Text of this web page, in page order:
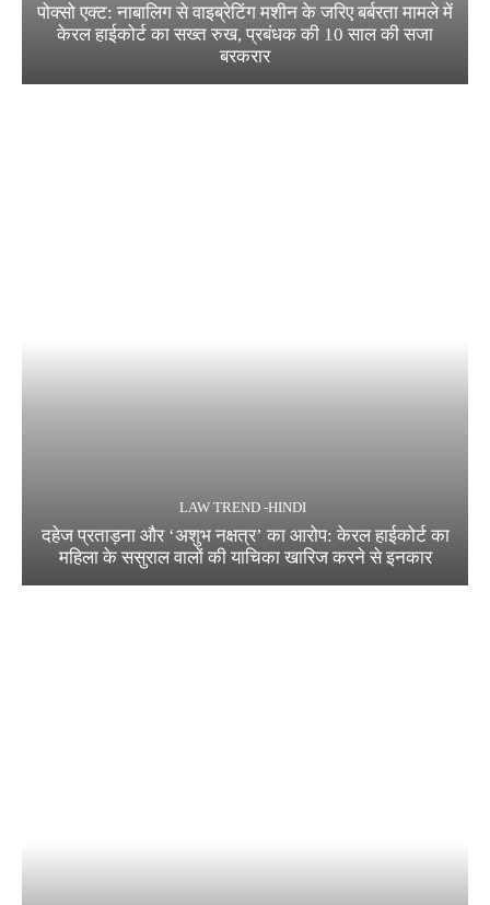
पोक्सो एक्ट: नाबालिग से वाइब्रेटिंग मशीन के जरिए बर्बरता मामले में
केरल हाईकोर्ट का सख्त रुख, प्रबंधक की 10 साल की सजा
बरकरार
LAW TREND -HINDI
दहेज प्रताड़ना और ‘अशुभ नक्षत्र’ का आरोप: केरल हाईकोर्ट का
महिला के ससुराल वालों की याचिका खारिज करने से इनकार